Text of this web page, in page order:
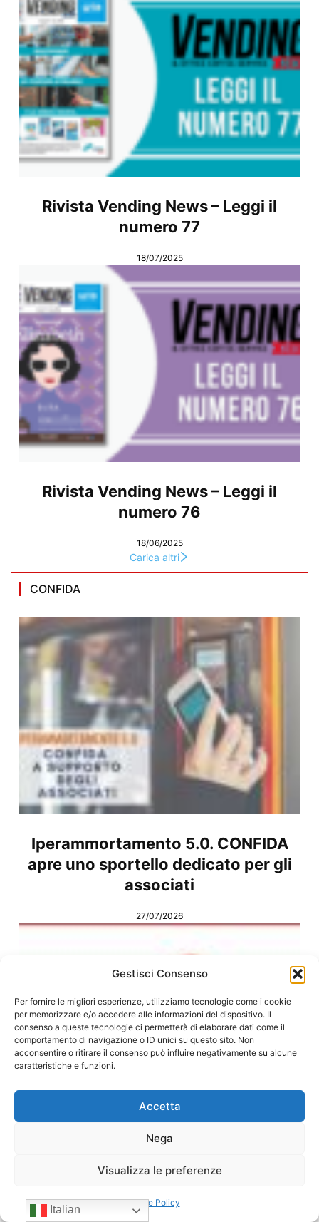
Gestisci Consenso
Per fornire le migliori esperienze, utilizziamo tecnologie come i cookie
per memorizzare e/o accedere alle informazioni del dispositivo. Il
consenso a queste tecnologie ci permetterà di elaborare dati come il
comportamento di navigazione o ID unici su questo sito. Non
acconsentire o ritirare il consenso può influire negativamente su alcune
caratteristiche e funzioni.
Accetta
Nega
Visualizza le preferenze
Cookie Policy
Rivista Vending News – Leggi il
numero 77
18/07/2025
Rivista Vending News – Leggi il
numero 76
18/06/2025
Carica altri
CONFIDA
Iperammortamento 5.0. CONFIDA
apre uno sportello dedicato per gli
associati
27/07/2026
In CONFIDA l’ingresso di 4 nuovi
associati
22/07/2026
Italian